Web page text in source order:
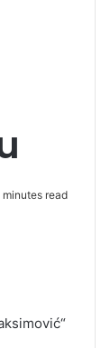
minutes read